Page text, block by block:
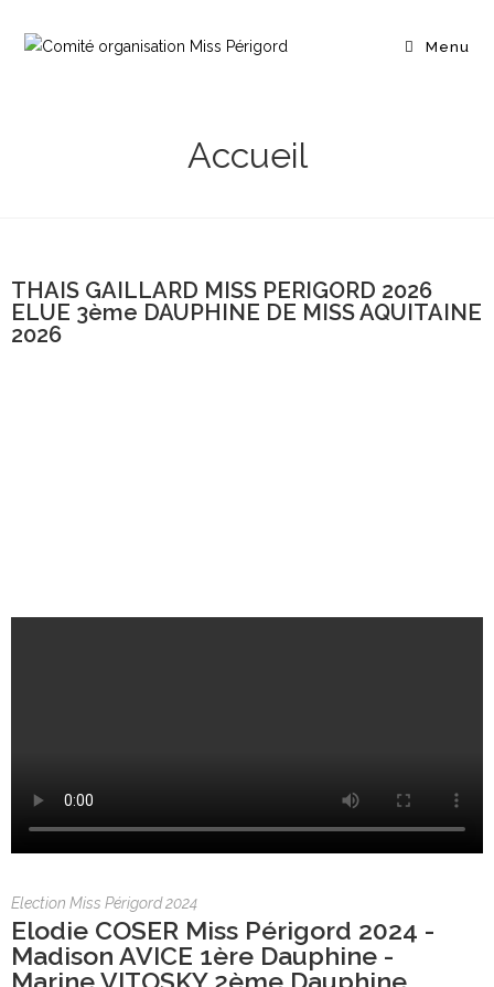
Menu
Accueil
THAIS GAILLARD MISS PERIGORD 2026
ELUE 3ème DAUPHINE DE MISS AQUITAINE
2026
Election Miss Périgord 2024
Elodie COSER Miss Périgord 2024 -
Madison AVICE 1ère Dauphine -
Marine VITOSKY 2ème Dauphine